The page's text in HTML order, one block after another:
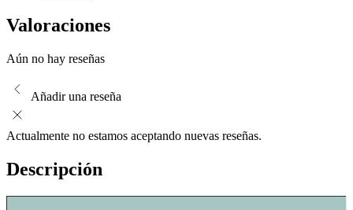
Valoraciones
Aún no hay reseñas
Añadir una reseña
Actualmente no estamos aceptando nuevas reseñas.
Descripción